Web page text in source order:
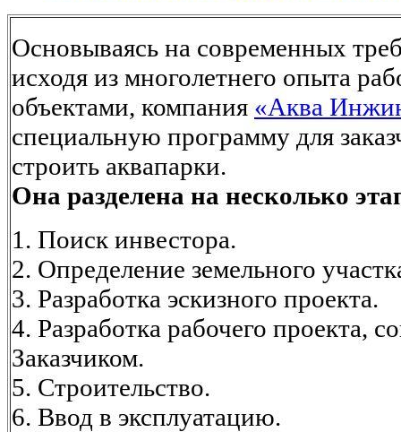
Основываясь на современных
исходя из многолетнего опыта
объектами, компания «Аква
специальную программу для
строить аквапарки.
Она разделена на несколько
1. Поиск инвестора.
2. Определение земельного
3. Разработка эскизного проекта.
4. Разработка рабочего проекта,
Заказчиком.
5. Строительство.
6. Ввод в эксплуатацию.